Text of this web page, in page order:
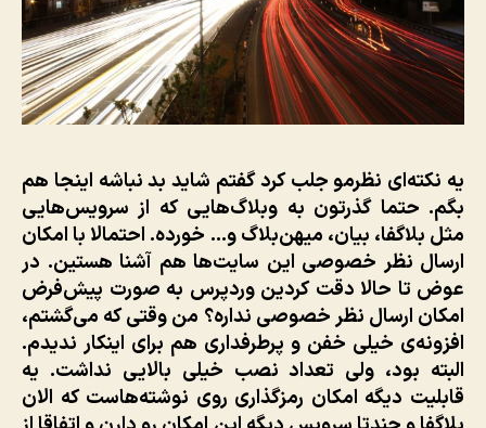
یه نکته‌ای نظرمو جلب کرد گفتم شاید بد نباشه اینجا هم
بگم. حتما گذرتون به وبلاگ‌هایی که از سرویس‌هایی
مثل بلاگفا، بیان، میهن‌بلاگ و… خورده. احتمالا با امکان
ارسال نظر خصوصی این سایت‌ها هم آشنا هستین. در
عوض تا حالا دقت کردین وردپرس به صورت پیش‌فرض
امکان ارسال نظر خصوصی نداره؟ من وقتی که می‌گشتم،
افزونه‌ی خیلی خفن و پرطرفداری هم برای اینکار ندیدم.
البته بود، ولی تعداد نصب خیلی بالایی نداشت. یه
قابلیت دیگه امکان رمزگذاری روی نوشته‌هاست که الان